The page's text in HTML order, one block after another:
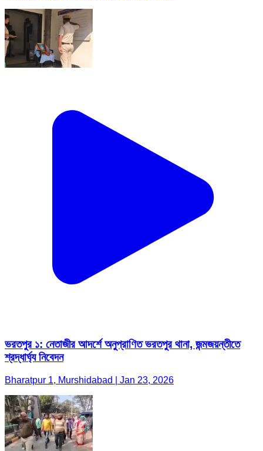
ভরতপুর ১: নেতাজীর আদর্শে অনুপ্রাণিত ভরতপুর থানা, জন্মজয়ন্তীতে
শ্রদ্ধার্ঘ্য নিবেদন
Bharatpur 1, Murshidabad | Jan 23, 2026